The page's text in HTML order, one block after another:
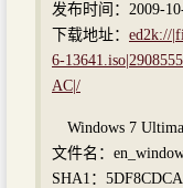
发布时间：2009-
下载地址： ed2k://
6-
AC|/
Windows 7
文件名：
SHA1：